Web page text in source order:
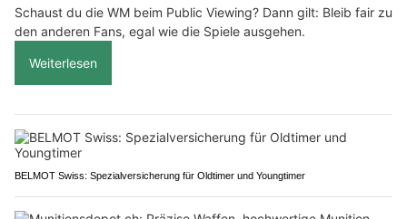
Schaust du die WM beim Public Viewing? Dann gilt: Bleib fair zu
den anderen Fans, egal wie die Spiele ausgehen.
Weiterlesen
BELMOT Swiss: Spezialversicherung für Oldtimer und Youngtimer